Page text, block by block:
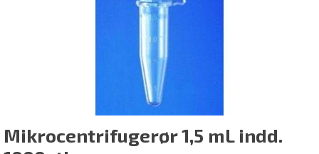
Mikrocentrifugerør 1,5 mL indd.